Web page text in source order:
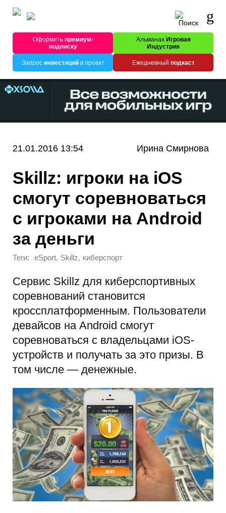
Оформитьпремиум-
подписку
Альманах Игровая
Индустрия
Запрос инвестицийв проект Ежедневный подкаст
21.01.2016 13:54 Ирина Смирнова
Skillz: игроки на iOS
смогут соревноваться
с игроками на Android
за деньги
Теги: eSport, Skillz, киберспорт
Сервис Skillz для киберспортивных
соревнований становится
кроссплатформенным. Пользователи
девайсов на Android смогут
соревноваться с владельцами iOS-
устройств и получать за это призы. В
том числе — денежные.